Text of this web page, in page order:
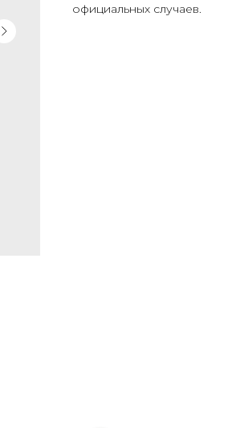
официальных случаев.